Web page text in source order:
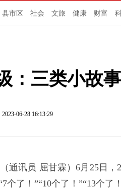
县市区 社会 文旅 健康 财富
：三类小故
2023-06-28 16:13:29
（通讯员 屈甘霖 ）6月25日，
个了！”“10个了！”“13个